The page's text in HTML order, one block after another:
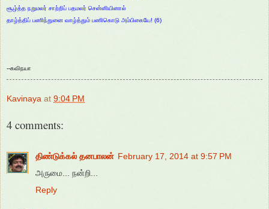
சூழ்த்த நறுமலர் சாற்றிப் பதமலர் சென்னியினால்
தாழ்த்திப் பணிந்துனை வாழ்த்தும் பணிகொடு அம்பிகையே! (6)
--கவிநயா
Kavinaya at 9:04 PM
4 comments:
திண்டுக்கல் தனபாலன் February 17, 2014 at 9:57 PM
அருமை... நன்றி...
Reply